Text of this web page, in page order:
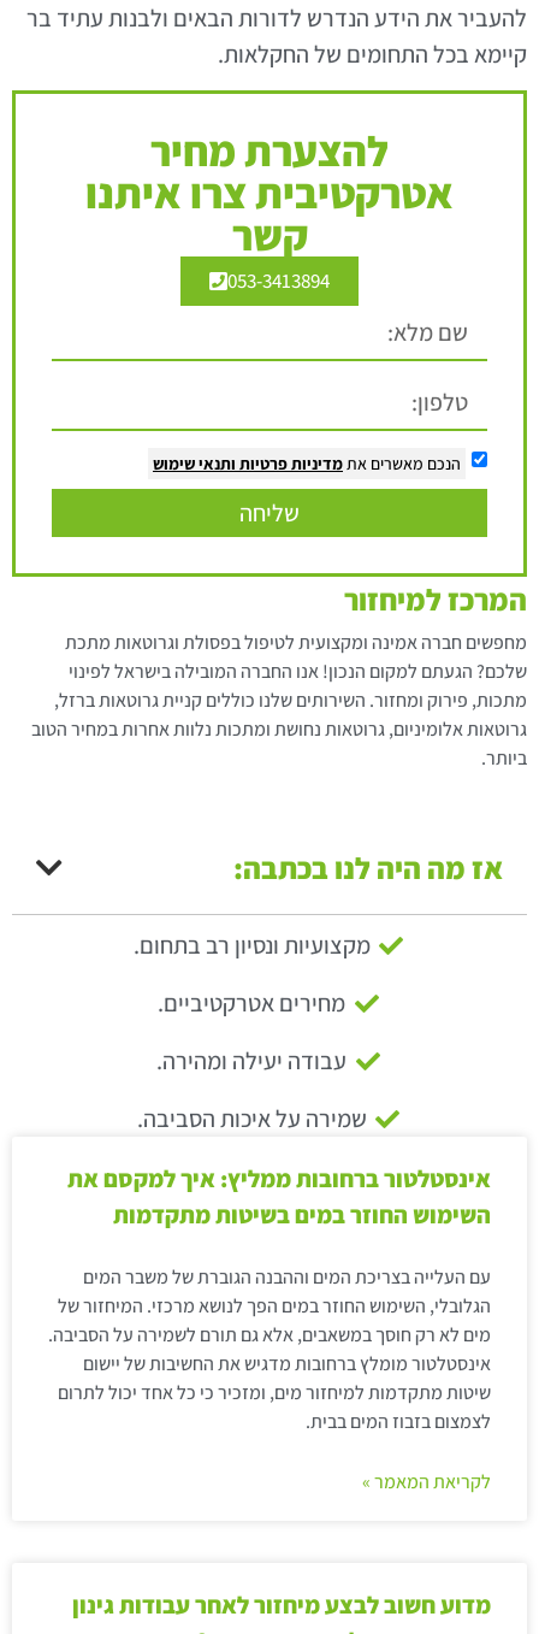
להעביר את הידע הנדרש לדורות הבאים ולבנות עתיד בר
קיימא בכל התחומים של החקלאות.
להצערת מחיר
אטרקטיבית צרו איתנו
קשר
053-3413894
הנכם מאשרים אתמדיניות פרטיות ותנאי שימוש
שליחה
המרכז למיחזור
מחפשים חברה אמינה ומקצועית לטיפול בפסולת וגרוטאות מתכת
שלכם? הגעתם למקום הנכון! אנו החברה המובילה בישראל לפינוי
מתכות, פירוק ומחזור. השירותים שלנו כוללים קניית גרוטאות ברזל,
גרוטאות אלומיניום, גרוטאות נחושת ומתכות נלוות אחרות במחיר הטוב
ביותר.
אז מה היה לנו בכתבה:
מקצועיות ונסיון רב בתחום.
מחירים אטרקטיביים.
עבודה יעילה ומהירה.
שמירה על איכות הסביבה.
אינסטלטור ברחובות ממליץ: איך למקסם את
השימוש החוזר במים בשיטות מתקדמות
עם העלייה בצריכת המים וההבנה הגוברת של משבר המים
הגלובלי, השימוש החוזר במים הפך לנושא מרכזי. המיחזור של
מים לא רק חוסך במשאבים, אלא גם תורם לשמירה על הסביבה.
אינסטלטור מומלץ ברחובות מדגיש את החשיבות של יישום
שיטות מתקדמות למיחזור מים, ומזכיר כי כל אחד יכול לתרום
לצמצום בזבוז המים בבית.
לקריאת המאמר »
מדוע חשוב לבצע מיחזור לאחר עבודות גינון